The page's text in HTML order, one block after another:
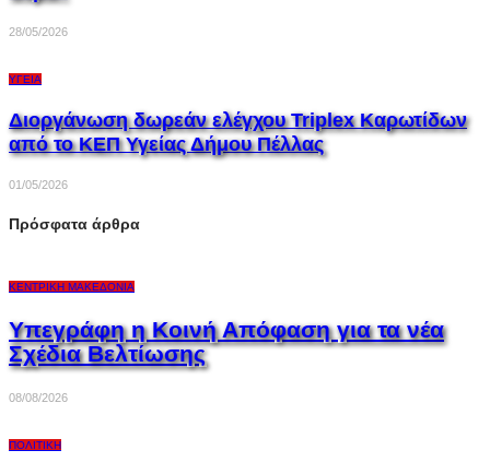
28/05/2026
ΥΓΕΊΑ
Διοργάνωση δωρεάν ελέγχου Triplex Kαρωτίδων
από το ΚΕΠ Υγείας Δήμου Πέλλας
01/05/2026
Πρόσφατα άρθρα
ΚΕΝΤΡΙΚΉ ΜΑΚΕΔΟΝΊΑ
Υπεγράφη η Κοινή Απόφαση για τα νέα
Σχέδια Βελτίωσης
08/08/2026
ΠΟΛΙΤΙΚΉ